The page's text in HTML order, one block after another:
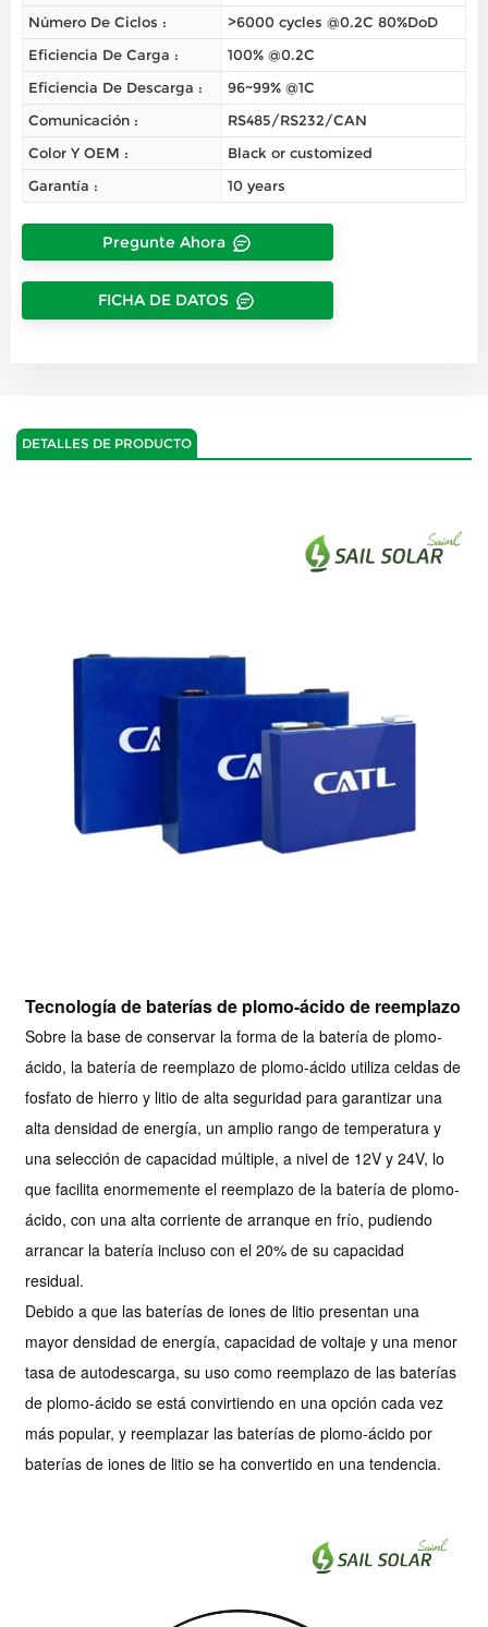
Número De Ciclos :
>6000 cycles @0.2C 80%DoD
Eficiencia De Carga :
100% @0.2C
Eficiencia De Descarga :
96~99% @1C
Comunicación :
RS485/RS232/CAN
Color Y OEM :
Black or customized
Garantía :
10 years
Pregunte Ahora
FICHA DE DATOS
DETALLES DE PRODUCTO
Tecnología de baterías de plomo-ácido de reemplazo
Sobre la base de conservar la forma de la batería de plomo-
ácido, la batería de reemplazo de plomo-ácido utiliza celdas de
fosfato de hierro y litio de alta seguridad para garantizar una
alta densidad de energía, un amplio rango de temperatura y
una selección de capacidad múltiple, a nivel de 12V y 24V, lo
que facilita enormemente el reemplazo de la batería de plomo-
ácido, con una alta corriente de arranque en frío, pudiendo
arrancar la batería incluso con el 20% de su capacidad
residual.
Debido a que las baterías de iones de litio presentan una
mayor densidad de energía, capacidad de voltaje y una menor
tasa de autodescarga, su uso como reemplazo de las baterías
de plomo-ácido se está convirtiendo en una opción cada vez
más popular, y reemplazar las baterías de plomo-ácido por
baterías de iones de litio se ha convertido en una tendencia.